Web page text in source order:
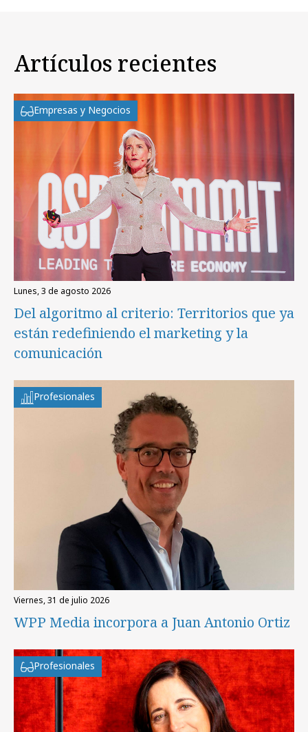
Artículos recientes
Empresas y Negocios
lunes, 3 de agosto 2026
Del algoritmo al criterio: Territorios que ya
están redefiniendo el marketing y la
comunicación
Profesionales
viernes, 31 de julio 2026
WPP Media incorpora a Juan Antonio Ortiz
Profesionales